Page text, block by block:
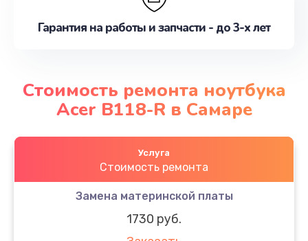
Гарантия на работы и запчасти - до 3-х лет
Стоимость ремонта ноутбука
Acer B118-R в Самаре
Услуга
Стоимость ремонта
Замена материнской платы
1730 руб.